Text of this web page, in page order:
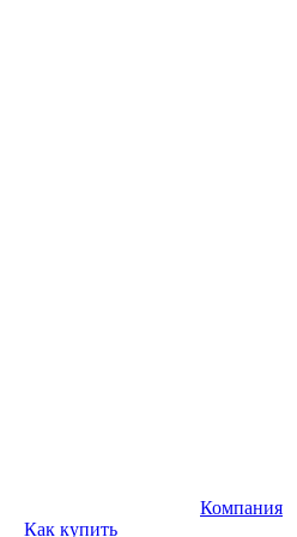
Как купить
Компания